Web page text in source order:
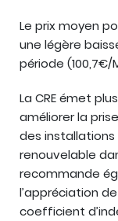
Le prix moyen
une légère
période (100,7€/
La CRE émet
améliorer la
des installations
renouvelable
recommande
l’appréciation
coefficient